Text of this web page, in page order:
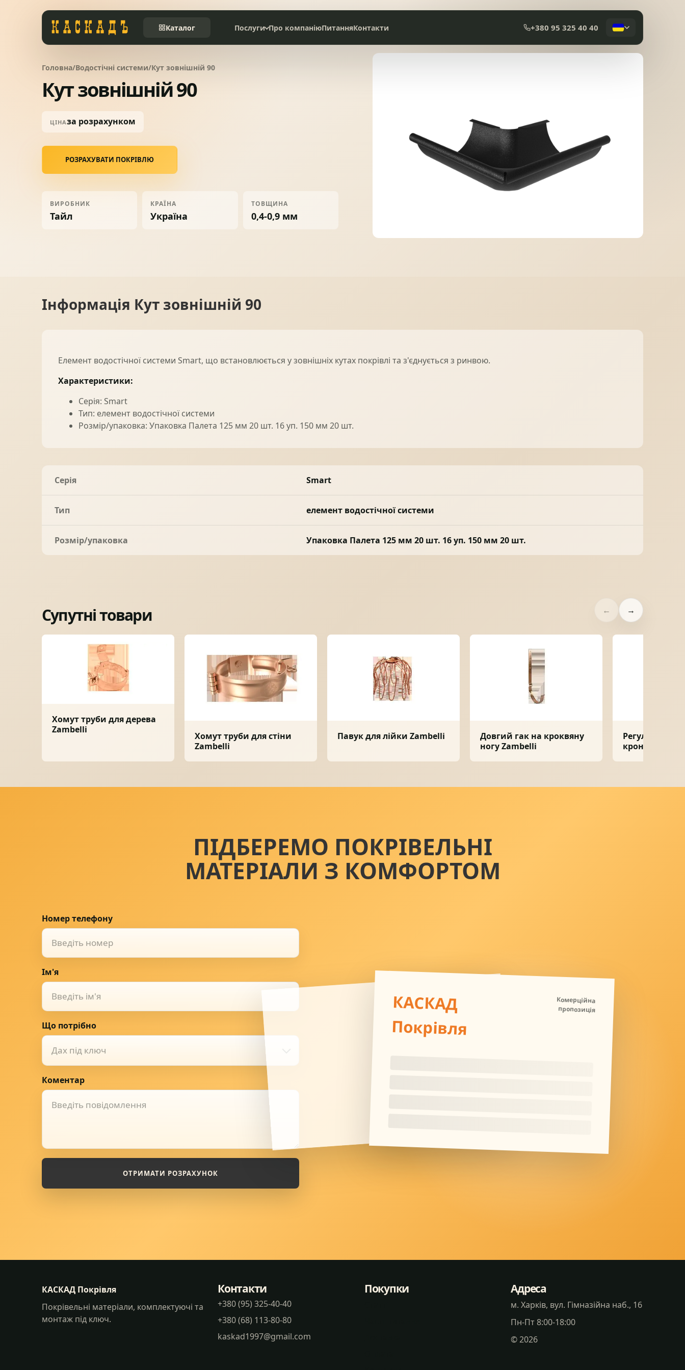
Каталог Послуги Про компаніюПитанняКонтакти +380 95 325 40 40
01
Черепиця та
комплектуючі
04 Системи водовідведення
05 Вікна та сходи
08 Навіси з полікарбонату
МЕМБРАННА ПОКРІВЛЯ
Головна/Водостічні системи/Кут зовнішній 90
Кут зовнішній 90
ЦІНАза розрахунком
РОЗРАХУВАТИ ПОКРІВЛЮ
ВИРОБНИК
Тайл
КРАЇНА
Україна
ТОВЩИНА
0,4-0,9 мм
Інформація Кут зовнішній 90
Елемент водостічної системи Smart, що встановлюється у зовнішніх кутах покрівлі та з'єднується з ринвою.
Характеристики:
Серія: Smart
Тип: елемент водостічної системи
Розмір/упаковка: Упаковка Палета 125 мм 20 шт. 16 уп. 150 мм 20 шт.
Серія Smart
Тип елемент водостічної системи
Розмір/упаковка Упаковка Палета 125 мм 20 шт. 16 уп. 150 мм 20 шт.
Супутні товари ← →
Хомут труби для дерева
Zambelli
Хомут труби для стіни
Zambelli
Павук для лійки Zambelli
Довгий гак на кроквяну
ногу Zambelli
Регулятор
кронштейна
ПІДБЕРЕМО ПОКРІВЕЛЬНІ
МАТЕРІАЛИ З КОМФОРТОМ
Номер телефону
Ім'я
Що потрібно
Дах під ключ
Коментар
ОТРИМАТИ РОЗРАХУНОК
КАСКАД
Покрівля
Комерційна
пропозиція
КАСКАД Покрівля
Покрівельні матеріали, комплектуючі та
монтаж під ключ.
Контакти
+380 (95) 325-40-40
+380 (68) 113-80-80
kaskad1997@gmail.com
Покупки Адреса
м. Харків, вул. Гімназійна наб., 16
Пн-Пт 8:00-18:00
©2026